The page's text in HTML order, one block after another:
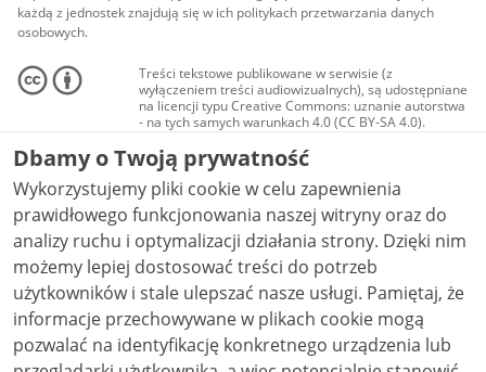
każdą z jednostek znajdują się w ich politykach przetwarzania danych
osobowych.
Treści tekstowe publikowane w serwisie (z
wyłączeniem treści audiowizualnych), są udostępniane
na licencji typu Creative Commons: uznanie autorstwa
- na tych samych warunkach 4.0 (CC BY-SA 4.0).
Materiały audiowizualne, w tym zdjęcia, materiały
audio i wideo, są udostępniane na licencji typu
Creative Commons: uznanie autorstwa użycie
niekomercyjne - bez utworów zależnych 4.0 (CC BY-
NC-ND 4.0), o ile nie jest to stwierdzone inaczej.
Dbamy o Twoją prywatność
Wykorzystujemy pliki cookie w celu zapewnienia
prawidłowego funkcjonowania naszej witryny oraz do
analizy ruchu i optymalizacji działania strony. Dzięki nim
możemy lepiej dostosować treści do potrzeb
użytkowników i stale ulepszać nasze usługi. Pamiętaj, że
informacje przechowywane w plikach cookie mogą
pozwalać na identyfikację konkretnego urządzenia lub